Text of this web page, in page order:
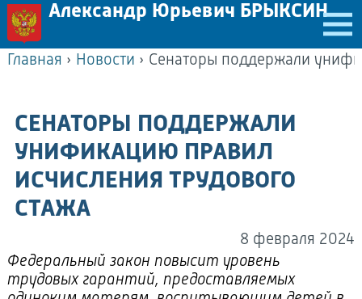
Александр Юрьевич БРЫКСИН
Главная › Новости ›
СЕНАТОРЫ ПОДДЕРЖАЛИ
УНИФИКАЦИЮ ПРАВИЛ
ИСЧИСЛЕНИЯ ТРУДОВОГО
СТАЖА
8 февраля 2024
Федеральный закон повысит уровень
трудовых гарантий, предоставляемых